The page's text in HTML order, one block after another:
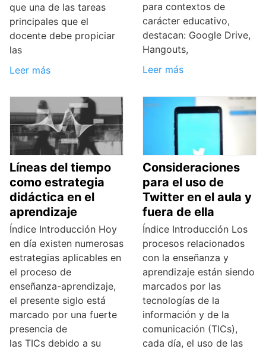
que una de las tareas
principales que el
docente debe propiciar
las
Leer más
para contextos de
carácter educativo,
destacan: Google Drive,
Hangouts,
Leer más
Líneas del tiempo
como estrategia
didáctica en el
aprendizaje
Índice Introducción Hoy
en día existen numerosas
estrategias aplicables en
el proceso de
enseñanza-aprendizaje,
el presente siglo está
marcado por una fuerte
presencia de
las TICs debido a su
Consideraciones
para el uso de
Twitter en el aula y
fuera de ella
Índice Introducción Los
procesos relacionados
con la enseñanza y
aprendizaje están siendo
marcados por las
tecnologías de la
información y de la
comunicación (TICs),
cada día, el uso de las